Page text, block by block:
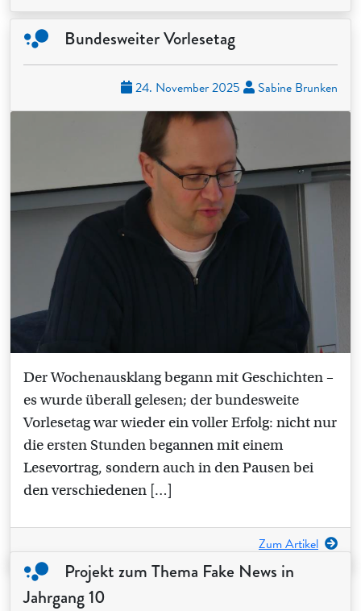
Bundesweiter Vorlesetag
24. November 2025 Sabine Brunken
Der Wochenausklang begann mit Geschichten –
es wurde überall gelesen; der bundesweite
Vorlesetag war wieder ein voller Erfolg: nicht nur
die ersten Stunden begannen mit einem
Lesevortrag, sondern auch in den Pausen bei
den verschiedenen […]
Zum Artikel
Projekt zum Thema Fake News in
Jahrgang 10